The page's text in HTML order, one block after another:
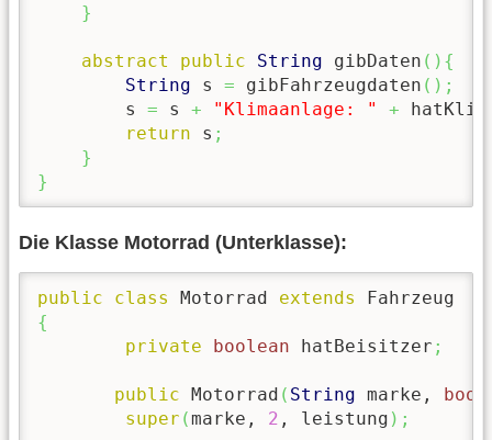
}
abstract public String gibDaten ( ) {
String s = gibFahrzeugdaten ( ) ;
        s
= s + "Klimaanlage: " +
return s ;
}
}
Die Klasse Motorrad (Unterklasse):
public class Motorrad extends
{
private
boolean hatBeisitzer ;
public Motorrad ( String marke,
super (marke, 2 , leistung ) ;